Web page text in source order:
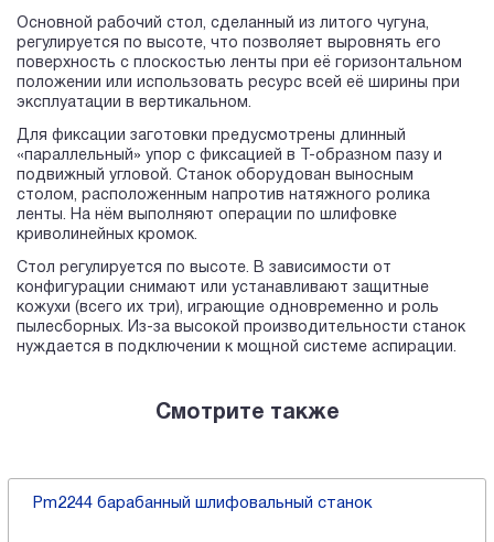
Основной рабочий стол, сделанный из литого чугуна,
регулируется по высоте, что позволяет выровнять его
поверхность с плоскостью ленты при её горизонтальном
положении или использовать ресурс всей её ширины при
эксплуатации в вертикальном.
Для фиксации заготовки предусмотрены длинный
«параллельный» упор с фиксацией в Т-образном пазу и
подвижный угловой. Станок оборудован выносным
столом, расположенным напротив натяжного ролика
ленты. На нём выполняют операции по шлифовке
криволинейных кромок.
Стол регулируется по высоте. В зависимости от
конфигурации снимают или устанавливают защитные
кожухи (всего их три), играющие одновременно и роль
пылесборных. Из-за высокой производительности станок
нуждается в подключении к мощной системе аспирации.
Смотрите также
Pm2244 барабанный шлифовальный станок